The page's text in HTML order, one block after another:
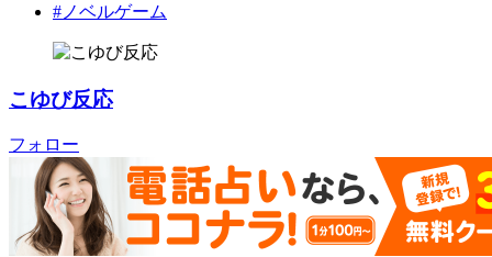
#ノベルゲーム
こゆび反応
フォロー